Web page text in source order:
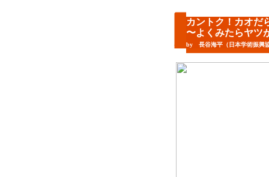
カントク！カオだ
〜よくみたらヤツ
by 長谷海平（日本学術振興